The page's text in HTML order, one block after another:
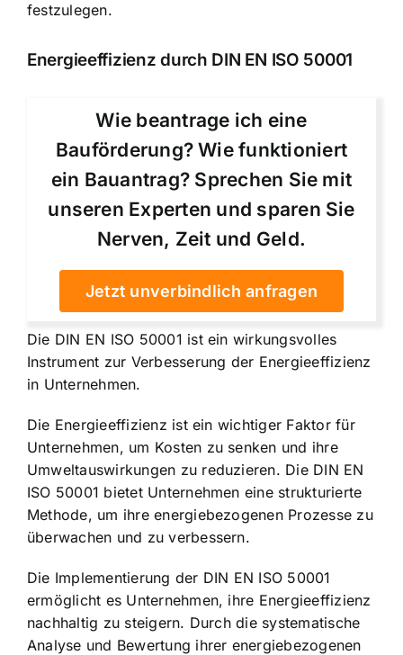
festzulegen.
Energieeffizienz durch DIN EN ISO 50001
Wie beantrage ich eine
Bauförderung? Wie funktioniert
ein Bauantrag? Sprechen Sie mit
unseren Experten und sparen Sie
Nerven, Zeit und Geld.
Jetzt unverbindlich anfragen
Die DIN EN ISO 50001 ist ein wirkungsvolles
Instrument zur Verbesserung der Energieeffizienz
in Unternehmen.
Die Energieeffizienz ist ein wichtiger Faktor für
Unternehmen, um Kosten zu senken und ihre
Umweltauswirkungen zu reduzieren. Die DIN EN
ISO 50001 bietet Unternehmen eine strukturierte
Methode, um ihre energiebezogenen Prozesse zu
überwachen und zu verbessern.
Die Implementierung der DIN EN ISO 50001
ermöglicht es Unternehmen, ihre Energieeffizienz
nachhaltig zu steigern. Durch die systematische
Analyse und Bewertung ihrer energiebezogenen